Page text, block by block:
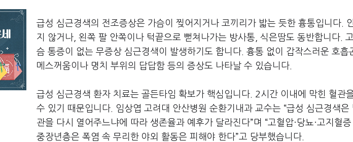
급성 심근경색의 전조증상은 가슴이 찢어지거나 코끼리가 밟는 듯한 흉통입니다.
지 않거나, 왼쪽 팔 안쪽이나 턱끝으로 뻗쳐나가는 방사통, 식은땀도 동반합니다.
슴 통증이 없는 무증상 심근경색이 발생하기도 합니다. 흉통 없이 갑작스러운 호흡
메스꺼움이나 명치 부위의 답답함 등의 증상도 나타날 수 있습니다.
급성 심근경색 환자 치료는 골든타임 확보가 핵심입니다. 2시간 이내에 막힌 혈관
수 있기 때문입니다. 임상엽 고려대 안산병원 순환기내과 교수는 “급성 심근경색
관을 다시 열어주느냐에 따라 생존율과 예후가 달라진다”며 “고혈압·당뇨·고지혈
중장년층은 폭염 속 무리한 야외 활동은 피해야 한다”고 당부했습니다.